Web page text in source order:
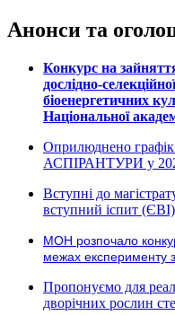
Анонси та
Конкурс на
дослідно-
біоенергетичних
Національної
Оприлюднено
АСПІРАНТУРИ у
Вступні до
вступний іспит
МОН розпочало
межах експерименту з
Пропонуємо для
дворічних рослин